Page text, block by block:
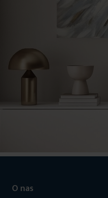
O nas